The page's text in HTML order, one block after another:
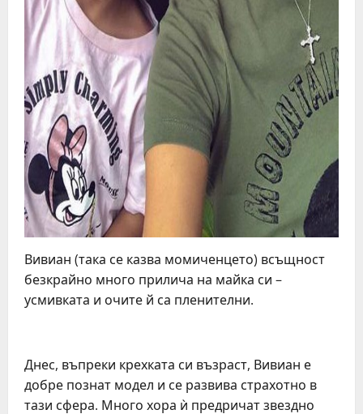
Вивиан (така се казва момиченцето) всъщност
безкрайно много прилича на майка си –
усмивката и очите й са пленителни.
Днес, въпреки крехката си възраст, Вивиан е
добре познат модел и се развива страхотно в
тази сфера. Много хора ѝ предричат звездно